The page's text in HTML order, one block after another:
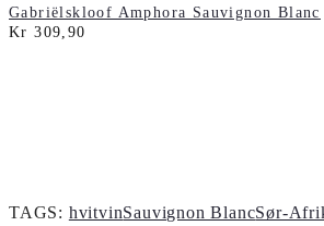
Gabriëlskloof Amphora Sauvignon Blanc
Kr 309,90
TAGS: hvitvinSauvignon BlancSør-